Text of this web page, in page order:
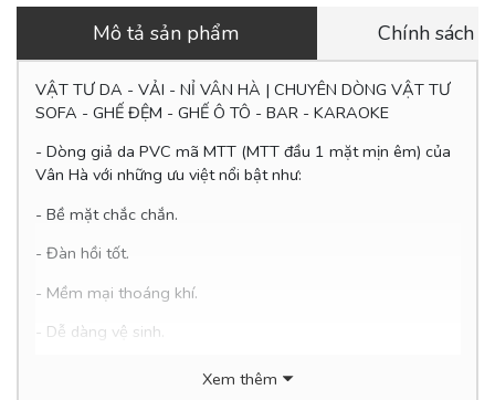
Mô tả sản phẩm Chính sách
VẬT TƯ DA - VẢI - NỈ VÂN HÀ | CHUYÊN DÒNG VẬT TƯ
SOFA - GHẾ ĐỆM - GHẾ Ô TÔ - BAR - KARAOKE
- Dòng giả da PVC mã MTT (MTT đầu 1 mặt mịn êm) của
Vân Hà với những ưu việt nổi bật như:
- Bề mặt chắc chắn.
- Đàn hồi tốt.
- Mềm mại thoáng khí.
- Dễ dàng vệ sinh.
- Thân thiện với môi trường.Xem thêm